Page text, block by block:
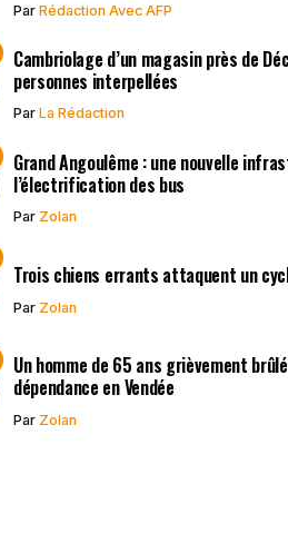
Par Rédaction Avec AFP
Cambriolage d’un magasin près de
personnes interpellées
Par La Rédaction
Grand Angoulême : une nouvelle
l’électrification des bus
Par Zolan
Trois chiens errants attaquent un
Par Zolan
Un homme de 65 ans grièvement
dépendance en Vendée
Par Zolan